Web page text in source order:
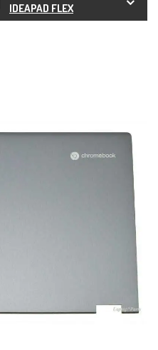
IDEAPAD FLEX
5 13IML05